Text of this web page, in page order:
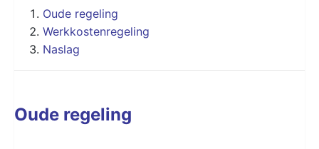
Oude regeling
Werkkostenregeling
Naslag
Oude regeling